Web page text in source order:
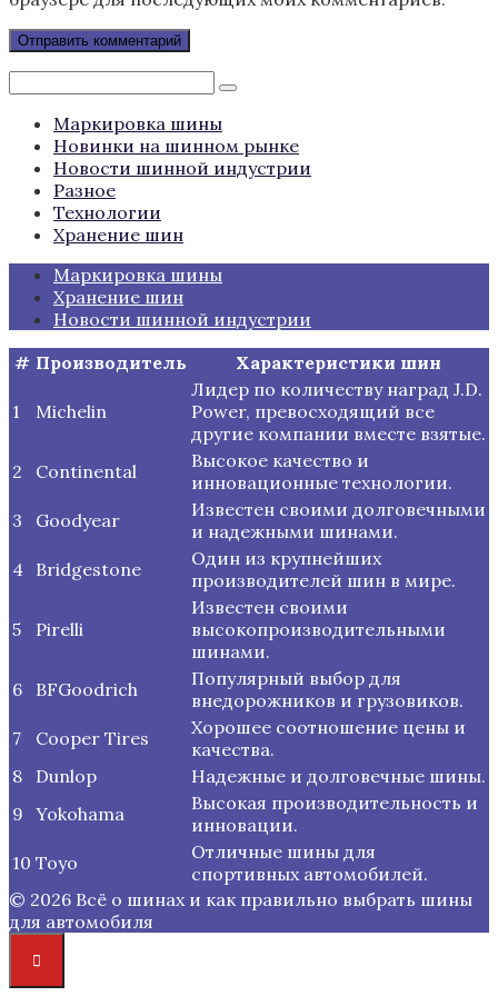
Поиск:
Маркировка шины
Новинки на шинном рынке
Новости шинной индустрии
Разное
Технологии
Хранение шин
Маркировка шины
Хранение шин
Новости шинной индустрии
# Производитель Характеристики шин
1 Michelin
Лидер по количеству наград J.D.
Power, превосходящий все
другие компании вместе взятые.
2
Continental
Высокое качество и
инновационные технологии.
3
Goodyear
Известен своими долговечными
и надежными шинами.
4 Bridgestone
Один из крупнейших
производителей шин в мире.
5 Pirelli
Известен своими
высокопроизводительными
шинами.
6
BFGoodrich
Популярный выбор для
внедорожников и грузовиков.
7
Cooper Tires
Хорошее соотношение цены и
качества.
8
Dunlop
Надежные и долговечные шины.
9 Yokohama
Высокая производительность и
инновации.
10 Toyo
Отличные шины для
спортивных автомобилей.
© 2026 Всё о шинах и как правильно выбрать шины
для автомобиля